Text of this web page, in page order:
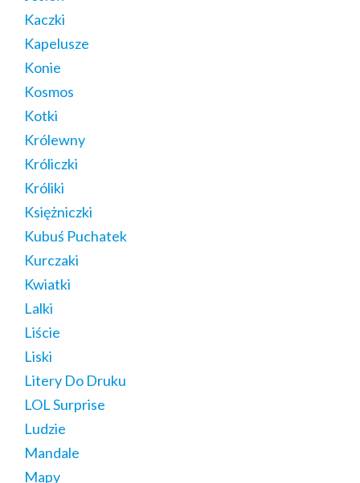
Kaczki
Kapelusze
Konie
Kosmos
Kotki
Królewny
Króliczki
Króliki
Księżniczki
Kubuś Puchatek
Kurczaki
Kwiatki
Lalki
Liście
Liski
Litery Do Druku
LOL Surprise
Ludzie
Mandale
Mapy